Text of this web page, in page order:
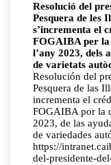
Resolució del
Pesquera de les
s’incrementa el
FOGAIBA per la
l’any 2023, dels
de varietats
Resolución del
Pesquera de las
incrementa el
FOGAIBA por la
2023, de las
de variedades
https://
del-presidente-